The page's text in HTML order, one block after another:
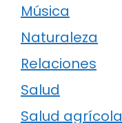
Música
Naturaleza
Relaciones
Salud
Salud agrícola